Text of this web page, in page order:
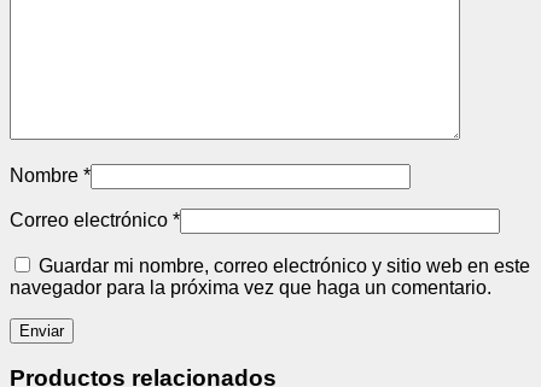
Nombre *
Correo electrónico *
Guardar mi nombre, correo electrónico y sitio web en este
navegador para la próxima vez que haga un comentario.
Productos relacionados